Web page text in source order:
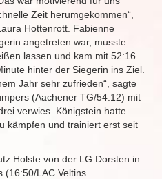
Zeit herumgekommen“,
Hottenrott. Fabienne
angetreten war, musste
lassen und kam mit 52:16
hinter der Siegerin ins Ziel.
Jahr sehr zufrieden“, sagte
(Aachener TG/54:12) mit
verwies. Königstein hatte
kämpfen und trainiert erst seit
Holste von der LG Dorsten in
(16:50/LAC Veltins